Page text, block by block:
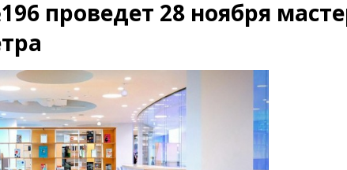
проведет 28 ноября